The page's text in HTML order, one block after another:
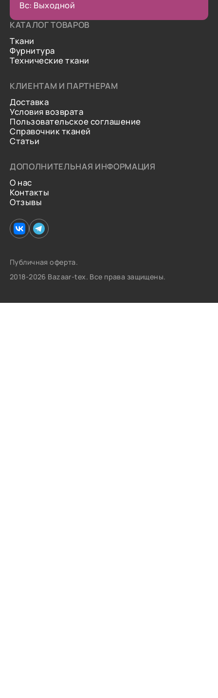
Вс: Выходной
КАТАЛОГ ТОВАРОВ
Ткани
Фурнитура
Технические ткани
КЛИЕНТАМ И ПАРТНЕРАМ
Доставка
Условия возврата
Пользовательское соглашение
Справочник тканей
Статьи
ДОПОЛНИТЕЛЬНАЯ ИНФОРМАЦИЯ
О нас
Контакты
Отзывы
Публичная оферта.
2018-2026 Bazaar-tex. Все права защищены.